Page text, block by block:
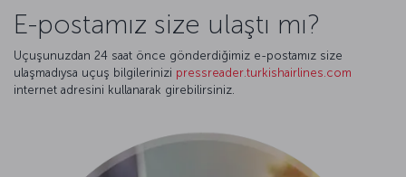
E-postamız size ulaştı mı?
Uçuşunuzdan 24 saat önce gönderdiğimiz e-postamız size
ulaşmadıysa uçuş bilgilerinizi pressreader.turkishairlines.com
internet adresini kullanarak girebilirsiniz.